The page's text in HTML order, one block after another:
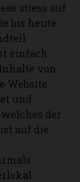
stiess auf
bis heute
einfach:
von
Website.
und
der
auf die